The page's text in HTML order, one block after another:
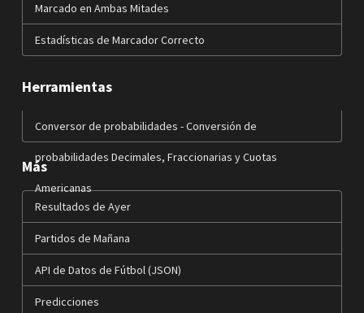
Marcado en Ambas Mitades
Estadísticas de Marcador Correcto
Herramientas
Conversor de probabilidades - Conversión de
probabilidades Decimales, Fraccionarias y Cuotas
Americanas
Más
Resultados de Ayer
Partidos de Mañana
API de Datos de Fútbol (JSON)
Predicciones